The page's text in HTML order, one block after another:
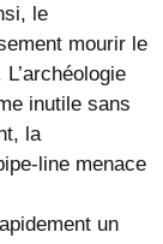
le
mourir le
inutile sans
la
line menace
un